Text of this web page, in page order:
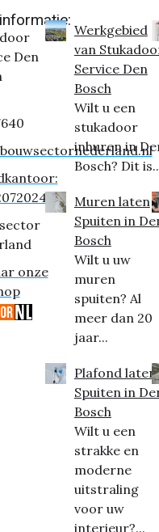
Den
onze
Werkgebied
van
Service Den
Bosch
Wilt u een
stukadoor
inhuren in
Bosch? Dit
Muren laten
Spuiten in
Bosch
Wilt u uw
muren
spuiten? Al
meer dan 20
jaar...
Plafond laten
Spuiten in
Bosch
Wilt u een
strakke en
moderne
uitstraling
voor uw
interieur?...